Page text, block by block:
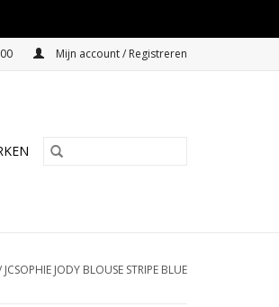
Mijn account / Registreren
JCSOPHIE JODY BLOUSE STRIPE BLUE